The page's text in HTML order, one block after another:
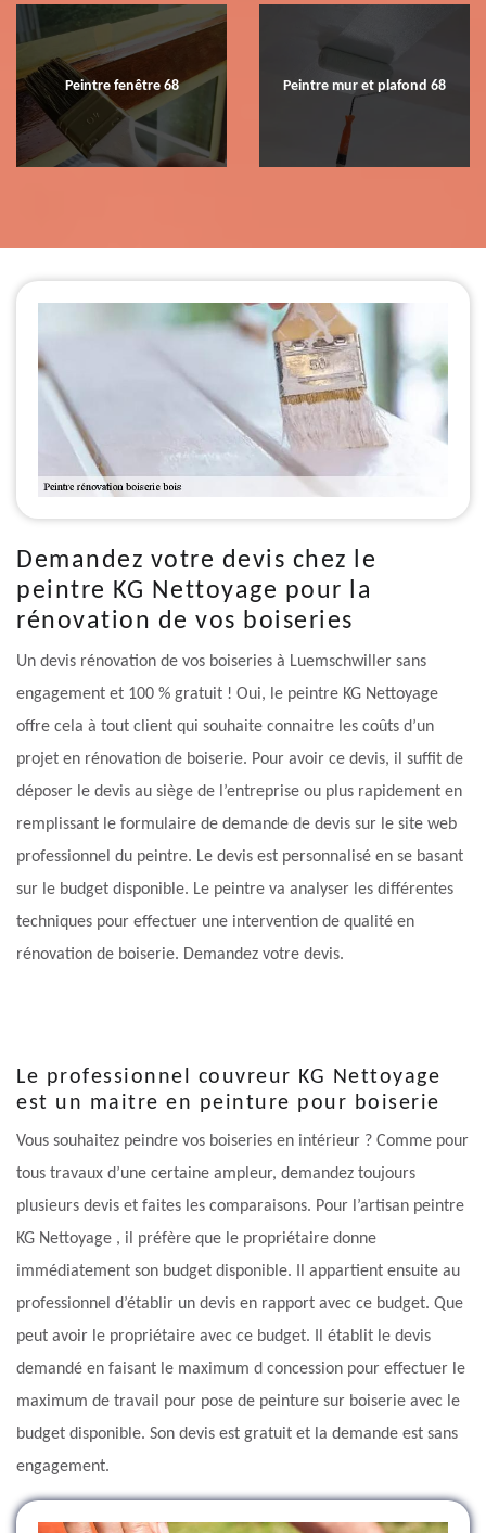
Peintre fenêtre 68 Peintre mur et plafond 68
Demandez votre devis chez le
peintre KG Nettoyage pour la
rénovation de vos boiseries
Un devis rénovation de vos boiseries à Luemschwiller sans
engagement et 100 % gratuit ! Oui, le peintre KG Nettoyage
offre cela à tout client qui souhaite connaitre les coûts d’un
projet en rénovation de boiserie. Pour avoir ce devis, il suffit de
déposer le devis au siège de l’entreprise ou plus rapidement en
remplissant le formulaire de demande de devis sur le site web
professionnel du peintre. Le devis est personnalisé en se basant
sur le budget disponible. Le peintre va analyser les différentes
techniques pour effectuer une intervention de qualité en
rénovation de boiserie. Demandez votre devis.
Le professionnel couvreur KG Nettoyage
est un maitre en peinture pour boiserie
Vous souhaitez peindre vos boiseries en intérieur ? Comme pour
tous travaux d’une certaine ampleur, demandez toujours
plusieurs devis et faites les comparaisons. Pour l’artisan peintre
KG Nettoyage , il préfère que le propriétaire donne
immédiatement son budget disponible. Il appartient ensuite au
professionnel d’établir un devis en rapport avec ce budget. Que
peut avoir le propriétaire avec ce budget. Il établit le devis
demandé en faisant le maximum d concession pour effectuer le
maximum de travail pour pose de peinture sur boiserie avec le
budget disponible. Son devis est gratuit et la demande est sans
engagement.